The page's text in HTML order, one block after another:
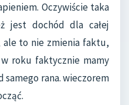
Oczywiście taka
jest dochód dla całej
ale to nie zmienia faktu,
roku faktycznie mamy
rana. wieczorem